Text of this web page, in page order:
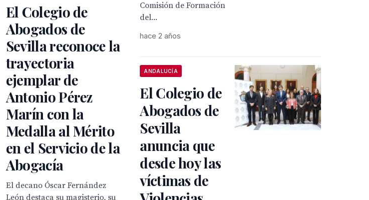
El Colegio de
Abogados de
Sevilla reconoce la
trayectoria
ejemplar de
Antonio Pérez
Marín con la
Medalla al Mérito
en el Servicio de la
Abogacía
El decano Óscar Fernández
León destaca su magisterio, su
Comisión de Formación
del...
hace 2 años
ANDALUCÍA
El Colegio de
Abogados de
Sevilla
anuncia que
desde hoy las
víctimas de